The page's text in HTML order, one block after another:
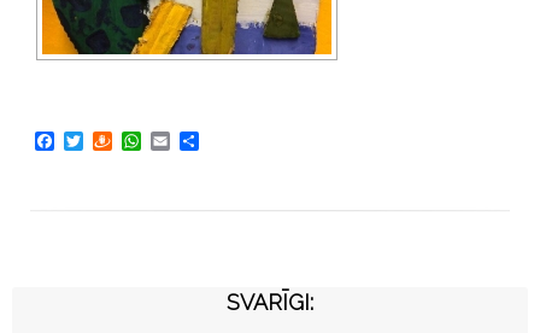
Facebook
TwitterDraugiem
WhatsApp
Email
SVARĪGI: